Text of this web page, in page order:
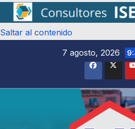
Saltar al contenido
7 agosto, 2026